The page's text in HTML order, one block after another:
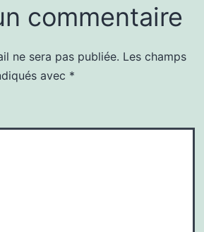
commentaire
ne sera pas publiée. Les champs
avec *